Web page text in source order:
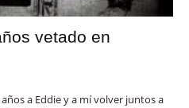
vetado en
años a Eddie y a mí volver juntos a